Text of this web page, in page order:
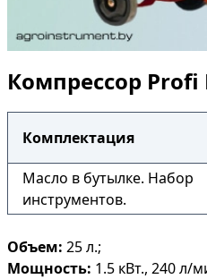
Компрессор Profi
Комплектация
Масло в бутылке. Набор
инструментов.
Объем: 25 л.;
Мощность: 1.5 кВт., 240 л/